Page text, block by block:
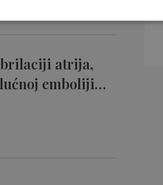
atrija,
emboliji…